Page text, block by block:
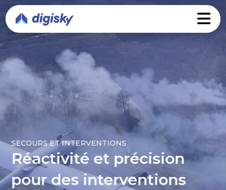
SECOURS ET INTERVENTIONS
Réactivité et précision
pour des interventions